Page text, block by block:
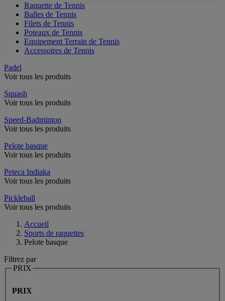
Raquette de Tennis
Balles de Tennis
Filets de Tennis
Poteaux de Tennis
Equipement Terrain de Tennis
Accessoires de Tennis
Padel
Voir tous les produits
Squash
Voir tous les produits
Speed-Badminton
Voir tous les produits
Pelote basque
Voir tous les produits
Peteca Indiaka
Voir tous les produits
Pickleball
Voir tous les produits
Accueil
Sports de raquettes
Pelote basque
Filtrez par
PRIX
PRIX